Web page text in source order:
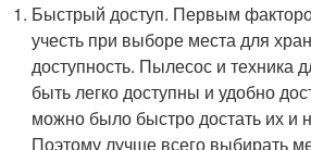
Быстрый доступ. Первым
учесть при выборе места для
доступность. Пылесос и техника
быть легко доступны и удобно
можно было быстро достать их и
Поэтому лучше всего выбирать